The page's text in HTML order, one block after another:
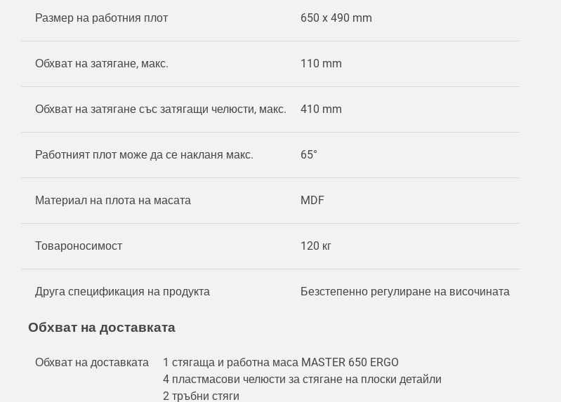
Размер на работния плот 650 x 490 mm
Обхват на затягане, макс. 110 mm
Обхват на затягане със затягащи челюсти, макс. 410 mm
Работният плот може да се накланя макс. 65°
Материал на плота на масата MDF
Товароносимост 120 кг
Друга спецификация на продукта Безстепенно регулиране на височината
Обхват на доставката
Обхват на доставката
1 стягаща и работна маса MASTER 650 ERGO
4 пластмасови челюсти за стягане на плоски детайли
2 тръбни стяги